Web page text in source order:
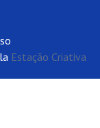
Estação Criativa